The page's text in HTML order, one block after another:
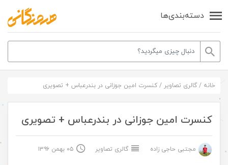
دسته‌بندی‌ها
خانه / گالری تصاویر / کنسرت امین جوزانی در بندرعباس + تصویری
کنسرت امین جوزانی در بندرعباس + تصویری
مجتبی حاجی زاده گالری تصاویر ۰۵ بهمن ۱۳۹۶